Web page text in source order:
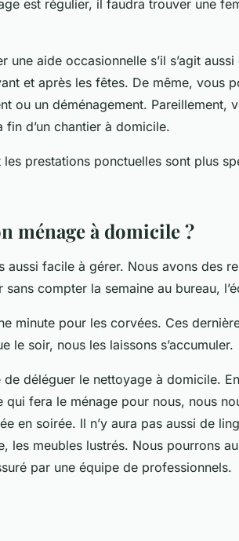
est régulier, il faudra trouver une
aide occasionnelle s’il s’agit aussi
et après les fêtes. De même, vous
ou un déménagement. Pareillement,
d’un chantier à domicile.
prestations ponctuelles sont plus
ménage à domicile ?
aussi facile à gérer. Nous avons des
compter la semaine au bureau,
minute pour les corvées. Ces
le soir, nous les laissons s’accumuler.
déléguer le nettoyage à domicile.
qui fera le ménage pour nous, nous
en soirée. Il n’y aura pas aussi de
les meubles lustrés. Nous pourrons
par une équipe de professionnels.